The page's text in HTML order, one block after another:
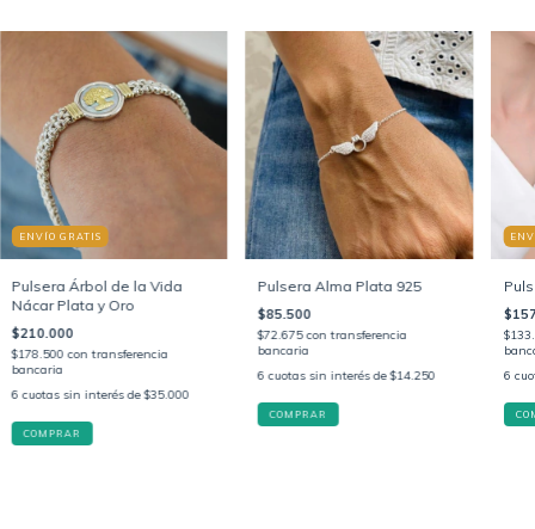
ENVÍO GRATIS
Pulsera Árbol de la Vida
Nácar Plata y Oro
$210.000
$178.500con transferencia
bancaria
6 cuotas sin interés de$35.000
COMPRAR
Pulsera Alma Plata 925
$85.500
$72.675con transferencia
bancaria
6 cuotas sin interés de$14.250
6